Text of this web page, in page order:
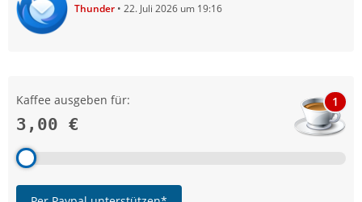
Thunder 22. Juli 2026 um 19:16
Kaffee ausgeben für:
3,00 €
1